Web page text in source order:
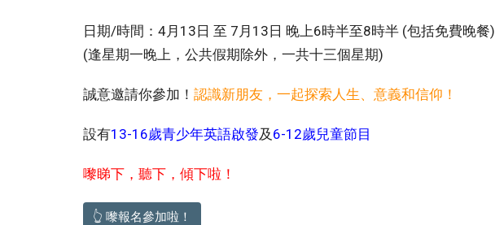
日期/時間：4月13日 至 7月13日 晚上6時半至8時半 (包括免費晚餐)
(逢星期一晚上，公共假期除外，一共十三個星期)
誠意邀請你參加！ 認識新朋友，一起探索人生、意義和信仰！
設有13-16歲青少年英語啟發及 6-12歲兒童節目
嚟睇下，聽下，傾下啦！
👆 嚟報名參加啦！